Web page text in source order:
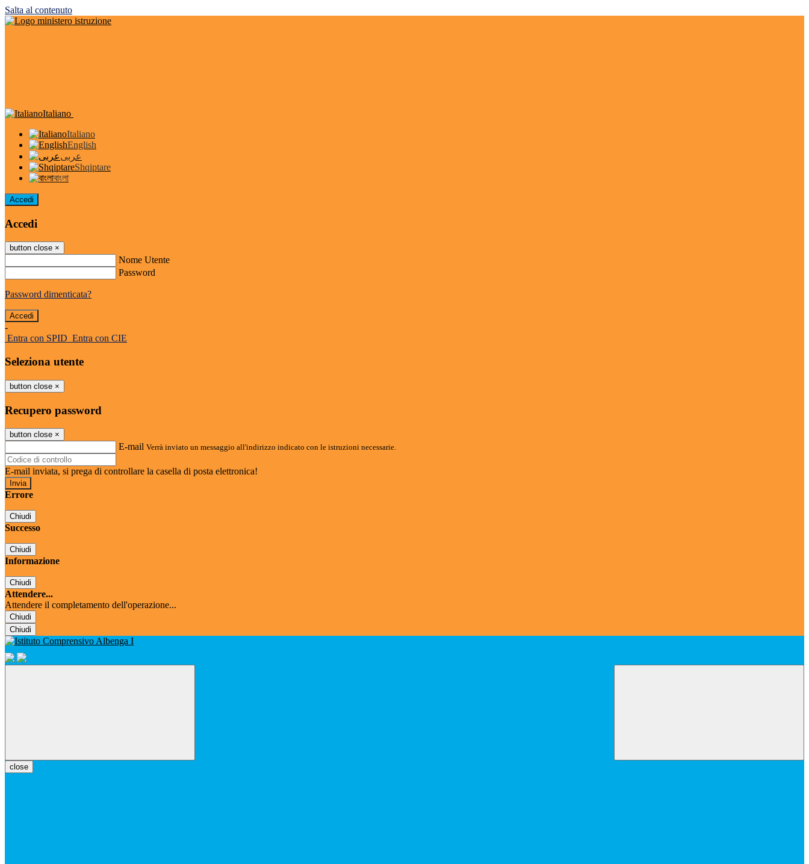
Salta al contenuto
Italiano
Italiano
English
عربى
Shqiptare
বাংলা
Accedi
Accedi
button close ×
Nome Utente
Password
Password dimenticata?
-
Entra con SPID Entra con CIE
Seleziona utente
button close ×
Recupero password
button close ×
E-mail Verrà inviato un messaggio all'indirizzo indicato con le istruzioni necessarie.
E-mail inviata, si prega di controllare la casella di posta elettronica!
Errore
Chiudi
Successo
Chiudi
Informazione
Chiudi
Attendere...
Attendere il completamento dell'operazione...
Chiudi
Chiudi
close